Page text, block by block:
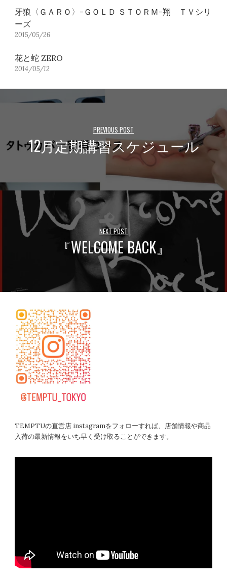
牙狼〈ＧＡＲＯ〉-ＧＯＬＤ ＳＴＯＲＭ-翔 ＴＶシリ
ーズ
2015/05/26
花と蛇 ZERO
2014/05/12
PREVIOUS POST
12月定期講習スケジュール
NEXT POST
『WELCOME BACK』
TEMPTUの直営店 instagramをフォローすれば、店舗情報や商品
入荷の最新情報をいち早く受け取ることができます。